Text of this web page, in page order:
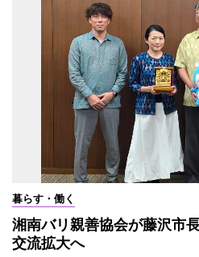
暮らす・働く
湘南バリ親善協会が藤沢市
交流拡大へ